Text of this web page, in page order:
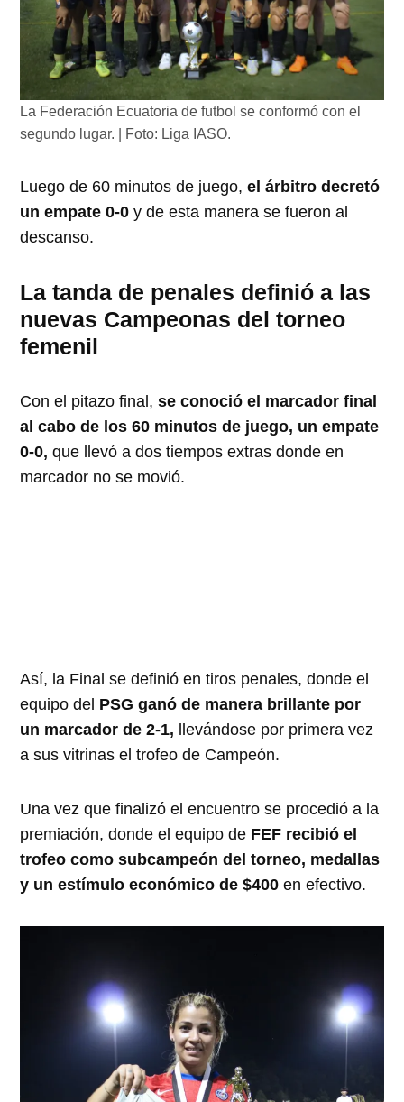
La Federación Ecuatoria de futbol se conformó con el
segundo lugar. | Foto: Liga IASO.
Luego de 60 minutos de juego,el árbitro decretó
un empate 0-0y de esta manera se fueron al
descanso.
La tanda de penales definió a las
nuevas Campeonas del torneo
femenil
Con el pitazo final, se conoció el marcador final
al cabo de los 60 minutos de juego, un empate
0-0,que llevó a dos tiempos extras donde en
marcador no se movió.
Así, la Final se definió en tiros penales, donde el
equipo del PSG ganó de manera brillante por
un marcador de 2-1, llevándose por primera vez
a sus vitrinas el trofeo de Campeón.
Una vez que finalizó el encuentro se procedió a la
premiación, donde el equipo de FEF recibió el
trofeo como subcampeón del torneo, medallas
y un estímulo económico de $400 en efectivo.